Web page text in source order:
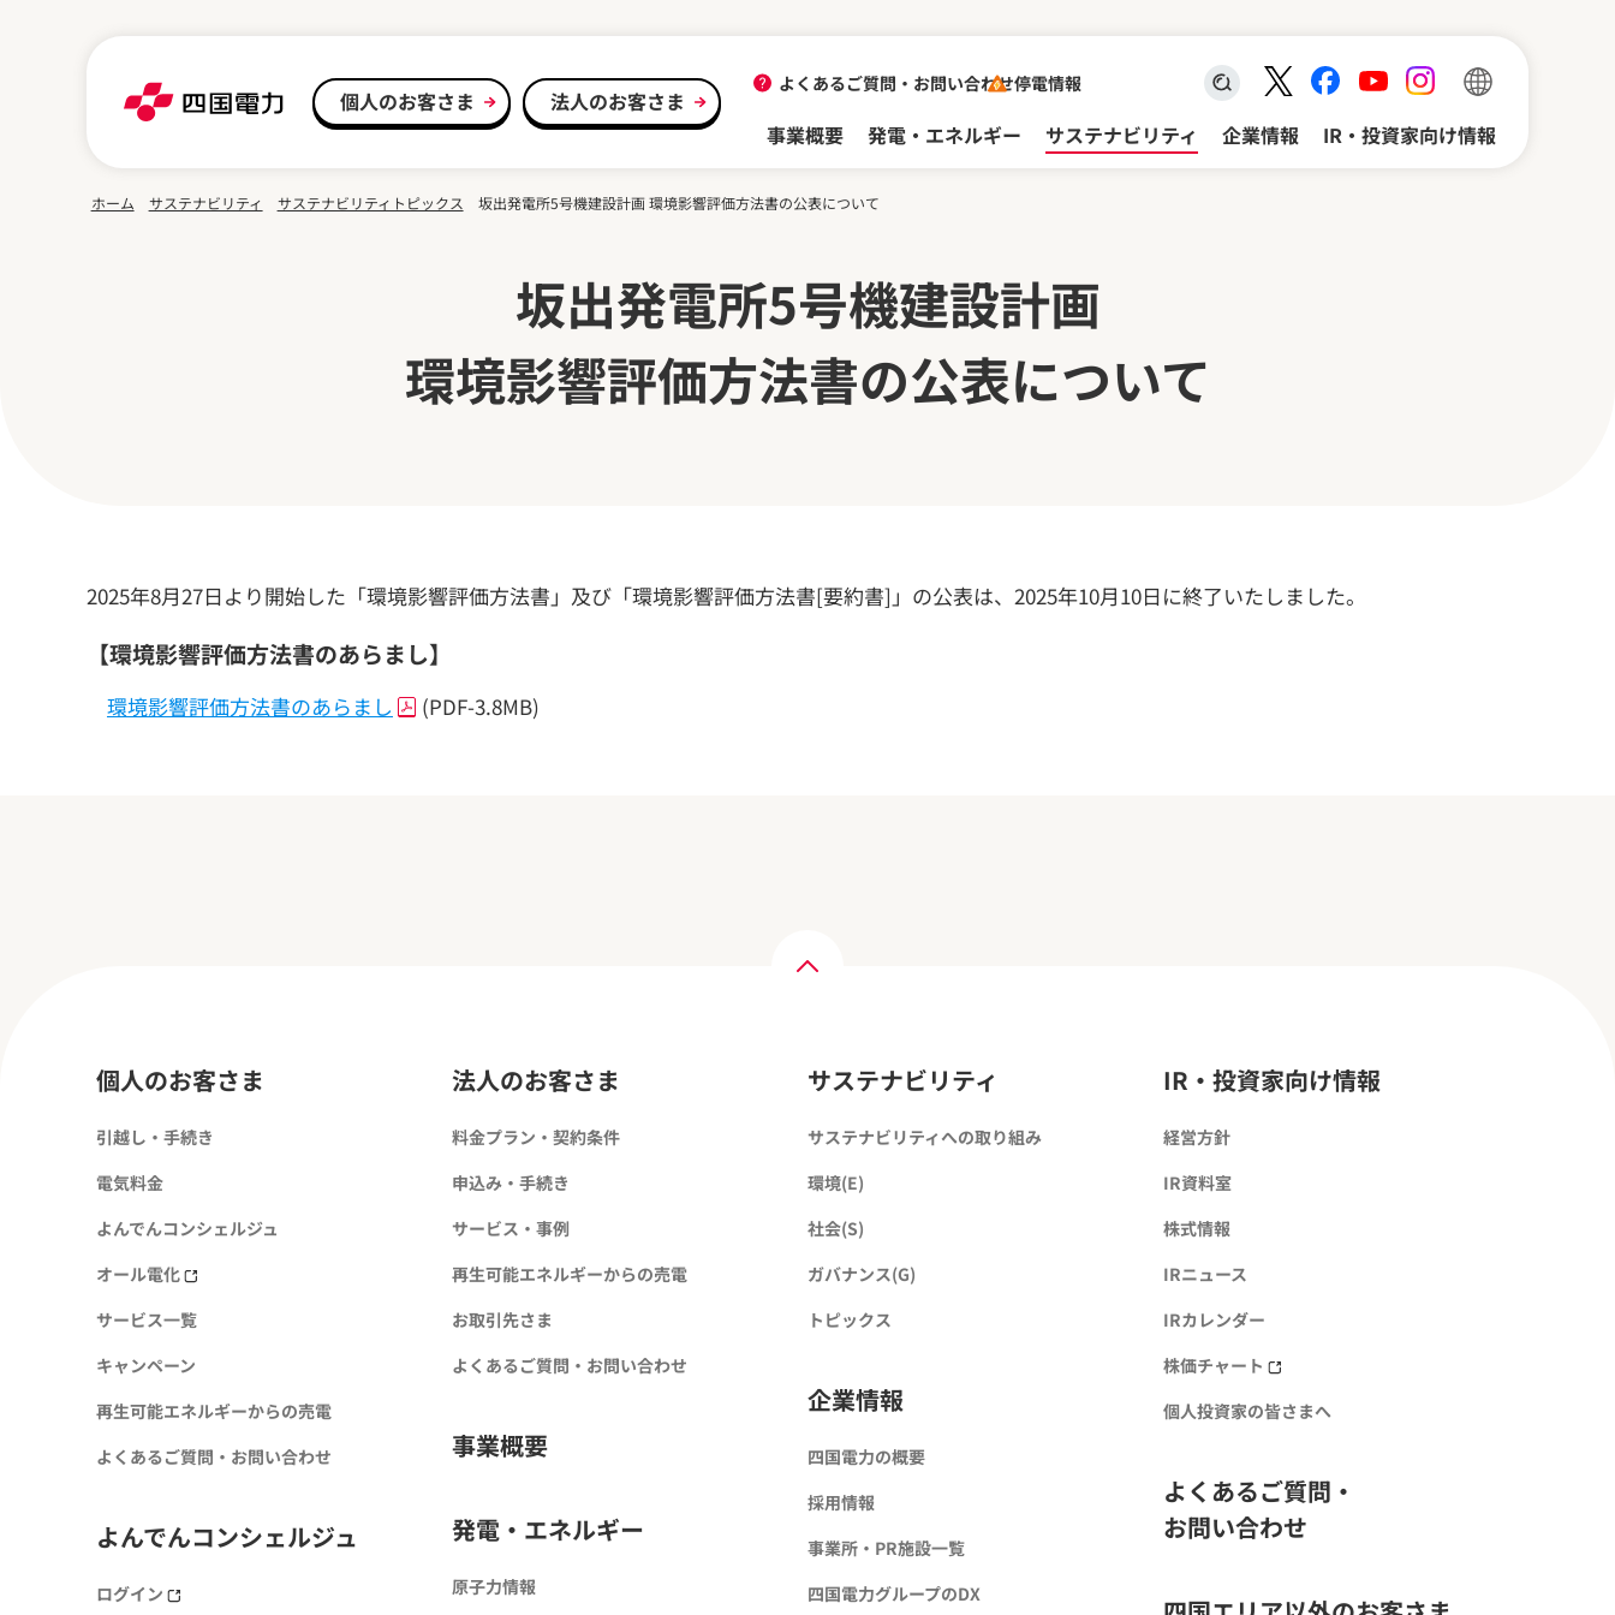
個人のお客さま
法人のお客さま
事業概要
発電・エネルギー サステナビリティ 企業情報 IR・投資家向け情報
よくあるご質問・ お問い合わせ停電情報
検索キーワード入力
ホーム サステナビリティ サステナビリティトピックス 坂出発電所5号機建設計画 環境影響評価方法書の公表について
坂出発電所5号機建設計画
環境影響評価方法書の公表について
2025年8月27日より開始した「環境影響評価方法書」及び「環境影響評価方法書[要約書]」の公表は、2025年10月10日に終了いたしました。
【環境影響評価方法書のあらまし】
環境影響評価方法書のあらまし (PDF-3.8MB)
個人のお客さま
引越し・手続き
電気料金
よんでんコンシェルジュ
オール電化
サービス一覧
キャンペーン
再生可能エネルギーからの売電
よくあるご質問・お問い合わせ
よんでんコンシェルジュ
ログイン
法人のお客さま
料金プラン・契約条件
申込み・手続き
サービス・事例
再生可能エネルギーからの売電
お取引先さま
よくあるご質問・お問い合わせ
事業概要
発電・エネルギー
原子力情報
サステナビリティ
サステナビリティへの取り組み
環境(E)
社会(S)
ガバナンス(G)
トピックス
企業情報
四国電力の概要
採用情報
事業所・PR施設一覧
四国電力グループのDX
IR・投資家向け情報
経営方針
IR資料室
株式情報
IRニュース
IRカレンダー
株価チャート
個人投資家の皆さまへ
よくあるご質問・
お問い合わせ